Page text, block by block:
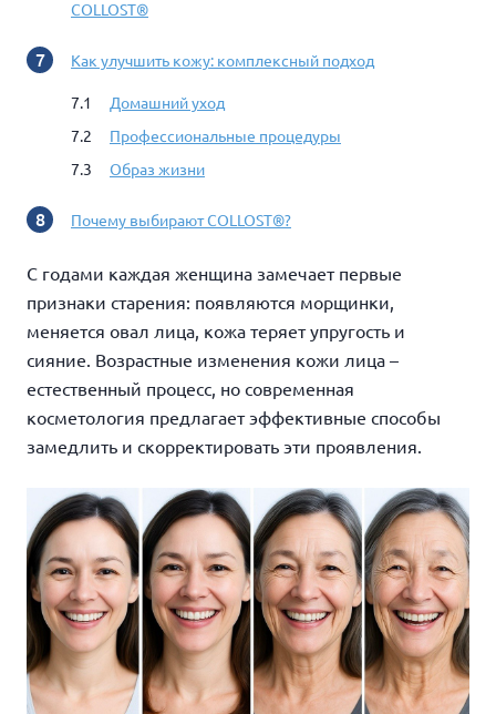
COLLOST®
Как улучшить кожу: комплексный подход
Домашний уход
Профессиональные процедуры
Образ жизни
Почему выбирают COLLOST®?
С годами каждая женщина замечает первые
признаки старения: появляются морщинки,
меняется овал лица, кожа теряет упругость и
сияние. Возрастные изменения кожи лица –
естественный процесс, но современная
косметология предлагает эффективные способы
замедлить и скорректировать эти проявления.